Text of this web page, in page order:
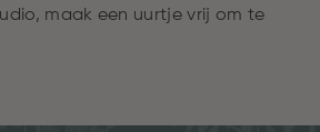
maak een uurtje vrij om te